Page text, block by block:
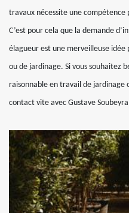
travaux nécessite une compétence
C’est pour cela que la demande
élagueur est une merveilleuse idée
ou de jardinage. Si vous souhaitez
raisonnable en travail de jardinage
contact vite avec Gustave